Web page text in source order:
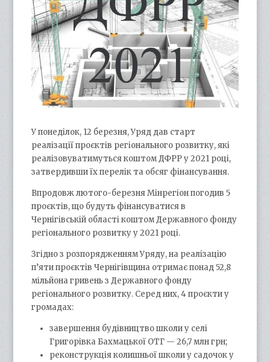
У понеділок, 12 березня, Уряд дав старт
реалізації проєктів регіонального розвитку, які
реалізовуватимуться коштом ДФРР у 2021 році,
затвердивши їх перелік та обсяг фінансування.
Впродовж лютого-березня Мінрегіон погодив 5
проєктів, що будуть фінансуватися в
Чернігівській області коштом Державного фонду
регіонального розвитку у 2021 році.
Згідно з розпорядженням Уряду, на реалізацію
п’яти проєктів Чернігівщина отримає понад 52,8
мільйона гривень з Державного фонду
регіонального розвитку. Серед них, 4 проєкти у
громадах:
завершення будівництво школи у селі
Григорівка Бахмацької ОТГ — 26,7 млн грн;
реконструкція колишньої школи у садочок у